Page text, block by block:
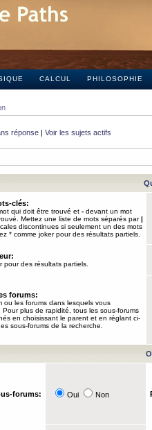
CALCUL PHILOSOPHIE
réponse | Voir les sujets actifs
clés:
qui doit être trouvé et - devant un mot
Mettez une liste de mots séparés par|
discontinues si seulement un des mots
* comme joker pour des résultats partiels.
pour des résultats partiels.
forums:
ou les forums dans lesquels vous
Pour plus de rapidité, tous les sous-forums
en choisissant le parent et en réglant ci-
sous-forums de la recherche.
forums: Oui Non